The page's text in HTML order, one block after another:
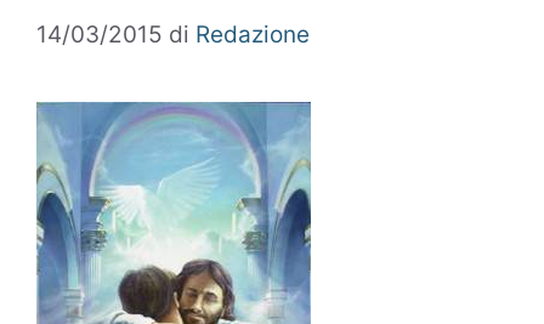
14/03/2015 di Redazione